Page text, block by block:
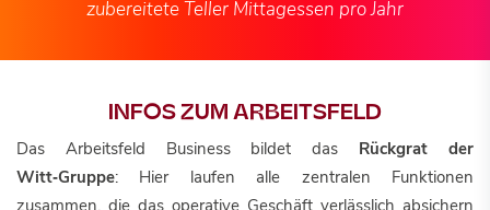
zubereitete Teller Mittagessen pro Jahr
INFOS ZUM ARBEITSFELD
Das Arbeitsfeld Business bildet das Rückgrat der
Witt‑Gruppe: Hier laufen alle zentralen Funktionen
zusammen, die das operative Geschäft verlässlich absichern